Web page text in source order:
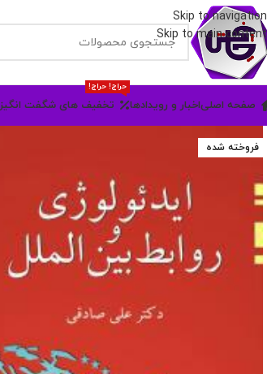
Skip to navigation
Skip to main content
صفحه اصلیاخبار و رویدادها تخفیف های شگفت انگیز
حراج! حراج!
فروخته شده